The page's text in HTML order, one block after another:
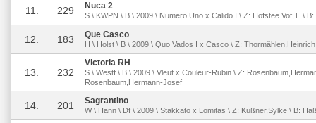
11. 229 Nuca 2
S \ KWPN \ B \ 2009 \ Numero Uno x Calido I \ Z: Hofstee Vof,T. \
12. 183 Que Casco
H \ Holst \ B \ 2009 \ Quo Vados I x Casco \ Z:
13. 232
Victoria RH
S \ Westf \ B \ 2009 \ Vleut x Couleur-Rubin \ Z:
Rosenbaum,Hermann-Josef
14. 201 Sagrantino
W \ Hann \ Df \ 2009 \ Stakkato x Lomitas \ Z: Küßner,Sylke \ B: